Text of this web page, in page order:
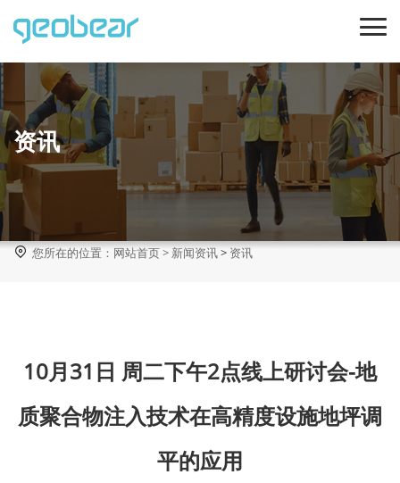
资讯
 您所在的位置： 网站首页> 新闻资讯> 资讯
10月31日 周二下午2点线上研讨会-地
质聚合物注入技术在高精度设施地坪调
平的应用